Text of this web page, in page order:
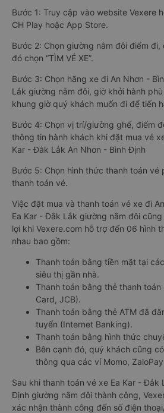
Bước 1: Truy cập vào website Vexere
CH Play hoặc App Store.
Bước 2: Chọn giường nằm đôi điểm
đó chọn “TÌM VÉ XE”.
Bước 3: Chọn hãng xe đi An Nhơn -
Lắk giường nằm đôi, giờ khởi hành
khung giờ quý khách muốn đi để tiến
Bước 4: Chọn vị trí/giường ghế, điểm
thông tin hành khách khi đặt mua vé
Kar - Đắk Lắk An Nhơn - Bình Định
Bước 5: Chọn hình thức thanh toán vé
thanh toán vé.
Việc đặt mua và thanh toán vé xe đi
Ea Kar - Đắk Lắk giường nằm đôi
lợi khi Vexere.com hỗ trợ đến 06 hình
nhau bao gồm:
Thanh toán bằng tiền mặt tại
siêu thị gần nhà.
Thanh toán bằng thẻ thanh
Card, JCB).
Thanh toán bằng thẻ ATM đã
tuyến (Internet Banking).
Thanh toán bằng hình thức
Bên cạnh đó, quý khách cũng
thông qua các ví Momo,
Sau khi thanh toán vé xe Ea Kar - Đắk
Định giường nằm đôi thành công,
xác nhận thành công đến số điện